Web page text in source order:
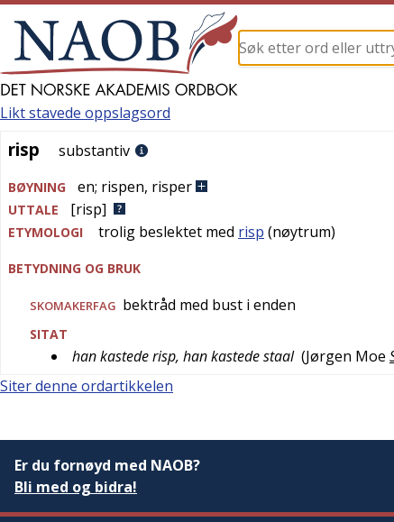
risp
Likt stavede oppslagsord
risp substantiv
BØYNING en; rispen, risper
UTTALE [risp]
ETYMOLOGI trolig beslektet med risp (nøytrum)
BETYDNING OG BRUK
SKOMAKERFAG bektråd med bust i enden
SITAT
han kastede risp, han kastede staal (Jørgen Moe
Siter denne ordartikkelen
Er du fornøyd med NAOB?
Bli med og bidra!